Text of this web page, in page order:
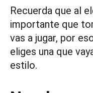
Recuerda que al
importante que
vas a jugar, por
eliges una que
estilo.